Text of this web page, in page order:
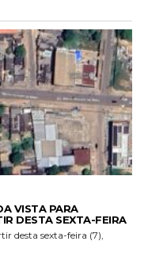
VISTA PARA
DESTA SEXTA-FEIRA
desta sexta-feira (7),